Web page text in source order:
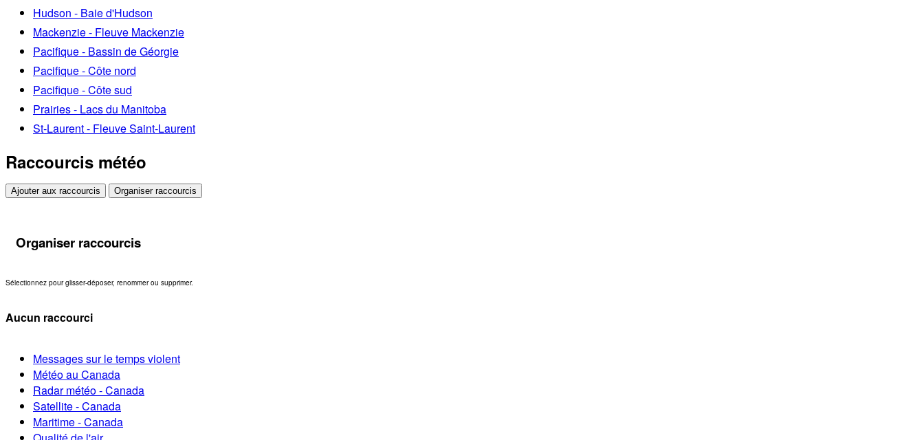
Hudson - Baie d'Hudson
Mackenzie - Fleuve Mackenzie
Pacifique - Bassin de Géorgie
Pacifique - Côte nord
Pacifique - Côte sud
Prairies - Lacs du Manitoba
St-Laurent - Fleuve Saint-Laurent
Raccourcis météo
Ajouter aux raccourcis Organiser raccourcis
Organiser raccourcis
Sélectionnez pour glisser-déposer, renommer ou supprimer.
Aucun raccourci
Messages sur le temps violent
Météo au Canada
Radar météo - Canada
Satellite - Canada
Maritime - Canada